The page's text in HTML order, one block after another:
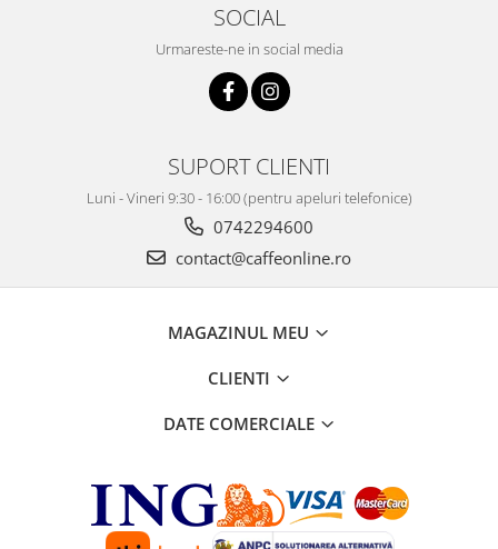
SOCIAL
Urmareste-ne in social media
SUPORT CLIENTI
Luni - Vineri 9:30 - 16:00 (pentru apeluri telefonice)
0742294600
contact@caffeonline.ro
MAGAZINUL MEU
CLIENTI
DATE COMERCIALE